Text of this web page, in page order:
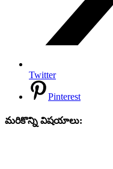
Twitter
Pinterest
మరికొన్ని విషయాలు: